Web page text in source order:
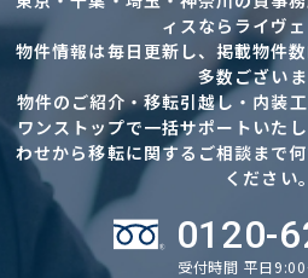
ィスならライヴェ
物件情報は毎日更新し、掲載物件
多数ございま
物件のご紹介・移転引越し・内装
ワンストップで一括サポートいた
わせから移転に関するご相談まで
ください。
0120-
受付時間 平日